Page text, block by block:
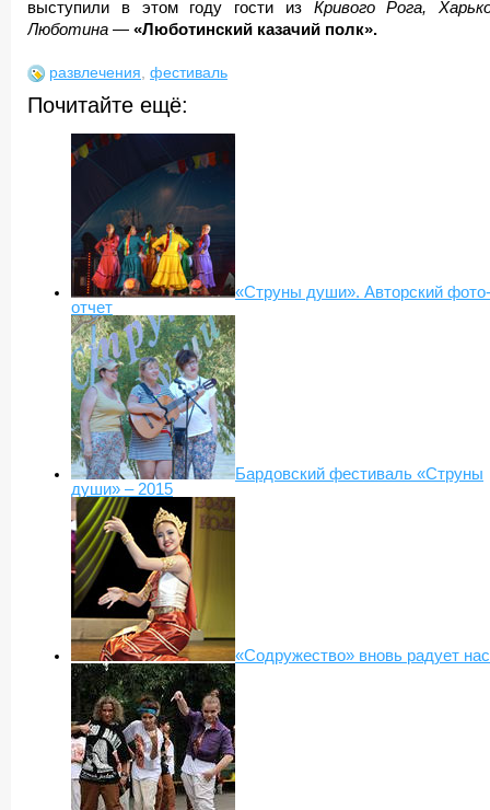
выступили в этом году гости из Кривого Рога,
Люботина — «Люботинский казачий полк».
развлечения, фестиваль
Почитайте ещё:
«Струны души». Авторский фото-
отчет
Бардовский фестиваль «Струны
души» – 2015
«Содружество» вновь радует нас